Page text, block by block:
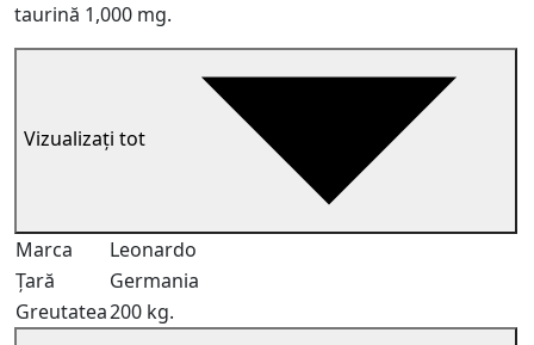
taurină 1,000 mg.
Vizualizați tot
Marca
Leonardo
Țară
Germania
Greutatea200 kg.